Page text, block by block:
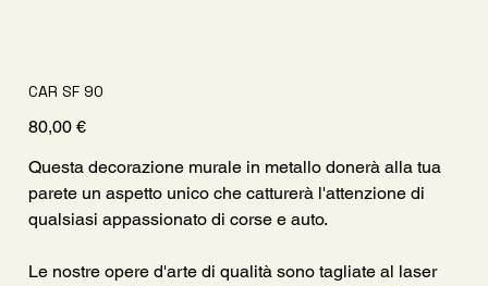
CAR SF 90
Prezzo
80,00 €
Questa decorazione murale in metallo donerà alla tua
parete un aspetto unico che catturerà l'attenzione di
qualsiasi appassionato di corse e auto.
Le nostre opere d'arte di qualità sono tagliate al laser